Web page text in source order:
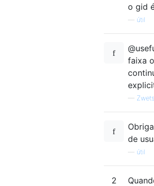
o gid
útil
faixa
— Zwets
de
útil
2